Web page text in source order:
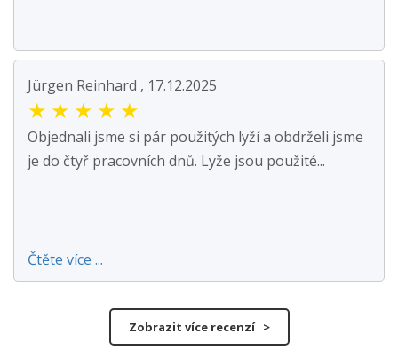
Jürgen Reinhard , 17.12.2025
★ ★ ★ ★ ★
Objednali jsme si pár použitých lyží a obdrželi jsme
je do čtyř pracovních dnů. Lyže jsou použité...
Čtěte více ...
Zobrazit více recenzí >